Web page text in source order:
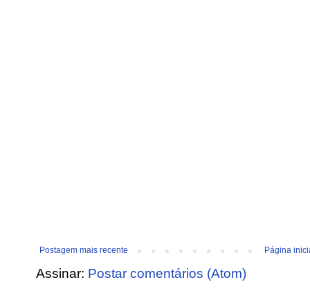
Postagem mais recente Página
Assinar: Postar comentários (Atom)